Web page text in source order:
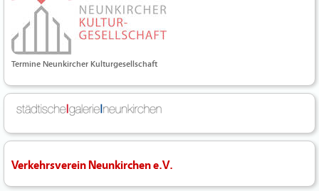
Termine Neunkircher Kulturgesellschaft
Verkehrsverein Neunkirchen e.V.